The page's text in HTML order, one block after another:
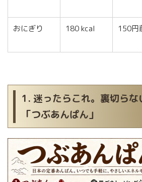
おにぎり 180 kcal 150円
1. 迷ったらこれ。裏切らな
「つぶあんぱん」